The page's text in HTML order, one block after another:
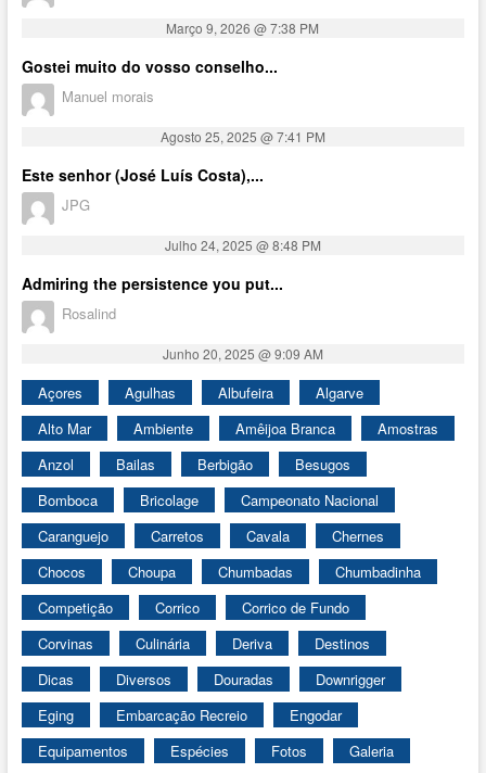
Março 9, 2026 @ 7:38 PM
Gostei muito do vosso conselho...
Manuel morais
Agosto 25, 2025 @ 7:41 PM
Este senhor (José Luís Costa),...
JPG
Julho 24, 2025 @ 8:48 PM
Admiring the persistence you put...
Rosalind
Junho 20, 2025 @ 9:09 AM
Açores Agulhas Albufeira
Algarve
Alto Mar
Ambiente Amêijoa Branca
Amostras
Anzol
Bailas Berbigão
Besugos
Bomboca
Bricolage
Campeonato Nacional
Caranguejo
Carretos Cavala
Chernes
Chocos
Choupa Chumbadas
Chumbadinha
Competição
Corrico
Corrico de Fundo
Corvinas
Culinária Deriva
Destinos
Dicas
Diversos Douradas
Downrigger
Eging
Embarcação Recreio
Engodar
Equipamentos
Espécies Fotos
Galeria